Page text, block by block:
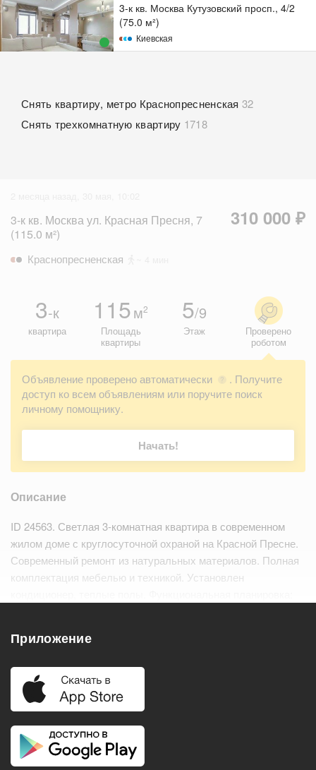
3-к кв. Москва Кутузовский просп., 4/2
(75.0 м²)
Киевская
Снять квартиру, метро Краснопресненская 32
Снять трехкомнатную квартиру 1718
3-к кв. Москва ул. Красная Пресня, 7
(115.0 м²)
310 000 ₽
Краснопресненская
3-к
квартира
115м2
Площадь
квартиры
5/9
Этаж
Проверено
роботом
Объявление проверено автоматически ?
. Получите
доступ ко всем объявлениям или поручите поиск
личному помощнику.
Начать!
Описание
ID 24563. Светлая 3-комнатная квартира в современном
жилом доме с круглосуточной охраной на Красной Пресне.
Современный ремонт из натуральных материалов. Полная
комплектация мебелью и техникой. Установлен
Удобства
Балкон
Телевизор
Приложение